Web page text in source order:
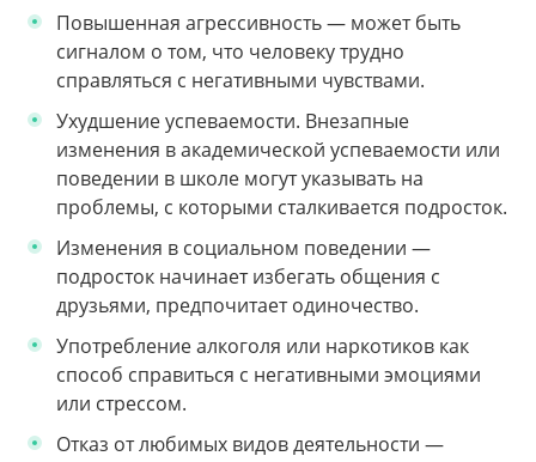
Повышенная агрессивность — может быть
сигналом о том, что человеку трудно
справляться с негативными чувствами.
Ухудшение успеваемости. Внезапные
изменения в академической успеваемости или
поведении в школе могут указывать на
проблемы, с которыми сталкивается подросток.
Изменения в социальном поведении —
подросток начинает избегать общения с
друзьями, предпочитает одиночество.
Употребление алкоголя или наркотиков как
способ справиться с негативными эмоциями
или стрессом.
Отказ от любимых видов деятельности —